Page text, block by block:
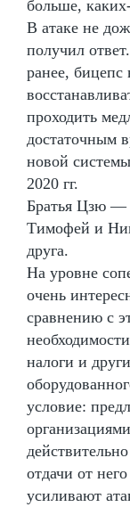
больше,
В атаке не
получил
ранее, бицепс
проходить
достаточным
новой
2020 гг.
Братья Цзю —
Тимофей и
друга.
На уровне
очень
сравнению с
налоги и
условие:
отдачи от
усиливают